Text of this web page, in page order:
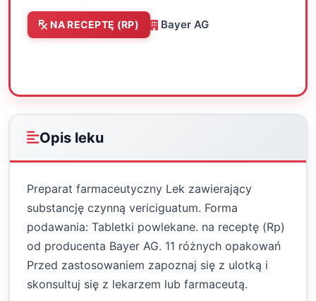
NA RECEPTĘ (RP) Bayer AG
Opis leku
Preparat farmaceutyczny Lek zawierający
substancję czynną vericiguatum. Forma
podawania: Tabletki powlekane. na receptę (Rp)
od producenta Bayer AG. 11 różnych opakowań
Przed zastosowaniem zapoznaj się z ulotką i
skonsultuj się z lekarzem lub farmaceutą.